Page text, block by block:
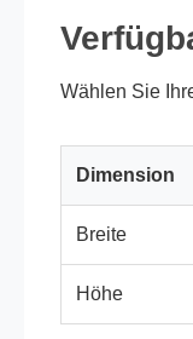
Wählen Sie
Dimension
Breite
Höhe